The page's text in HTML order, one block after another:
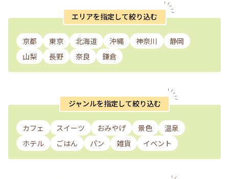
エリアを指定して絞り込む
京都 東京 北海道 沖縄 神奈川
静岡
山梨
長野 奈良 鎌倉
ジャンルを指定して絞り込む
カフェ スイーツ おみやげ 景色
温泉
ホテル
ごはん パン 雑貨 イベント